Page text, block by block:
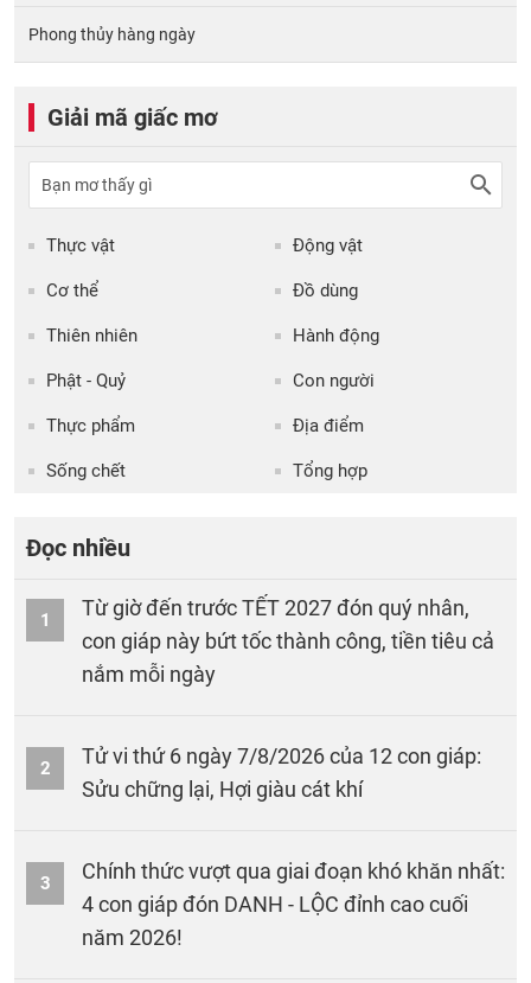
Phong thủy hàng ngày
Giải mã giấc mơ
Thực vật Động vật
Cơ thể Đồ dùng
Thiên nhiên Hành động
Phật - Quỷ Con người
Thực phẩm Địa điểm
Sống chết Tổng hợp
Đọc nhiều
1
Từ giờ đến trước TẾT 2027 đón quý nhân,
con giáp này bứt tốc thành công, tiền tiêu cả
nắm mỗi ngày
2
Tử vi thứ 6 ngày 7/8/2026 của 12 con giáp:
Sửu chững lại, Hợi giàu cát khí
3
Chính thức vượt qua giai đoạn khó khăn nhất:
4 con giáp đón DANH - LỘC đỉnh cao cuối
năm 2026!